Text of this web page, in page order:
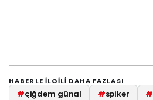
HABERLE ILGILI DAHA FAZLASI
#çiğdem günal #spiker #